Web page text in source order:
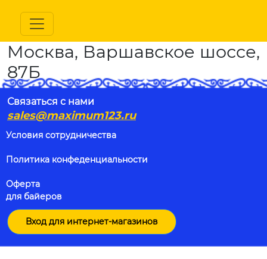
Москва, Варшавское шосcе,
87Б
Связаться с нами
sales@maximum123.ru
Условия сотрудничества
Политика конфеденциальности
Оферта
для байеров
Вход для интернет-магазинов